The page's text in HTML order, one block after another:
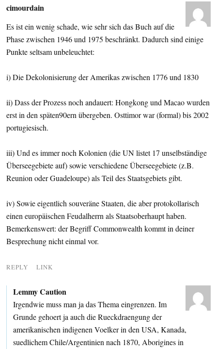
cimourdain
Es ist ein wenig schade, wie sehr sich das Buch auf die
Phase zwischen 1946 und 1975 beschränkt. Dadurch sind einige
Punkte seltsam unbeleuchtet:
i) Die Dekolonisierung der Amerikas zwischen 1776 und 1830
ii) Dass der Prozess noch andauert: Hongkong und Macao wurden
erst in den späten90ern übergeben. Osttimor war (formal) bis 2002
portugiesisch.
iii) Und es immer noch Kolonien (die UN listet 17 unselbständige
Überseegebiete auf) sowie verschiedene Überseegebiete (z.B.
Reunion oder Guadeloupe) als Teil des Staatsgebiets gibt.
iv) Sowie eigentlich souveräne Staaten, die aber protokollarisch
einen europäischen Feudalherrn als Staatsoberhaupt haben.
Bemerkenswert: der Begriff Commonwealth kommt in deiner
Besprechung nicht einmal vor.
REPLY LINK
Lemmy Caution
Irgendwie muss man ja das Thema eingrenzen. Im
Grunde gehoert ja auch die Rueckdraengung der
amerikanischen indigenen Voelker in den USA, Kanada,
suedlichem Chile/Argentinien nach 1870, Aborigines in